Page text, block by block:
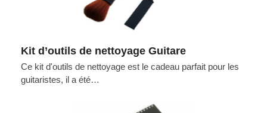
Kit d’outils de nettoyage Guitare
Ce kit d'outils de nettoyage est le cadeau parfait pour les
guitaristes, il a été…